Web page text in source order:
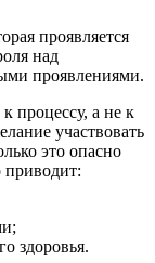
проявляется
над
проявлениями.
процессу, а не к
участвовать
это опасно
приводит:
здоровья.